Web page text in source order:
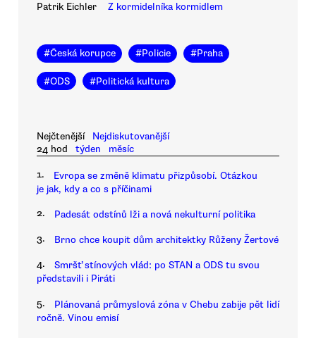
Patrik Eichler Z kormidelníka kormidlem
#Česká korupce #Policie #Praha
#ODS #Politická kultura
Nejčtenější
Nejdiskutovanější
24 hod
týden měsíc
1.
Evropa se změně klimatu přizpůsobí. Otázkou
je jak, kdy a co s příčinami
2. Padesát odstínů lži a nová nekulturní politika
3. Brno chce koupit dům architektky Růženy Žertové
4.
Smršť stínových vlád: po STAN a ODS tu svou
představili i Piráti
5.
Plánovaná průmyslová zóna v Chebu zabije pět lidí
ročně. Vinou emisí